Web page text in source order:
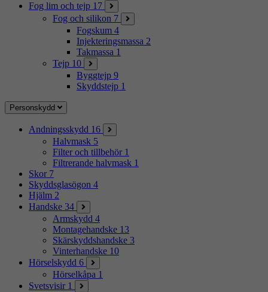
Fog lim och tejp 17
Fog och silikon 7
Fogskum 4
Injekteringsmassa 2
Takmassa 1
Tejp 10
Byggtejp 9
Skyddstejp 1
Personskydd
Andningsskydd 16
Halvmask 5
Filter och tillbehör 1
Filtrerande halvmask 1
Skor 7
Skyddsglasögon 4
Hjälm 2
Handske 34
Armskydd 4
Montagehandske 13
Skärskyddshandske 3
Vinterhandske 10
Hörselskydd 6
Hörselkåpa 1
Svetsvisir 1